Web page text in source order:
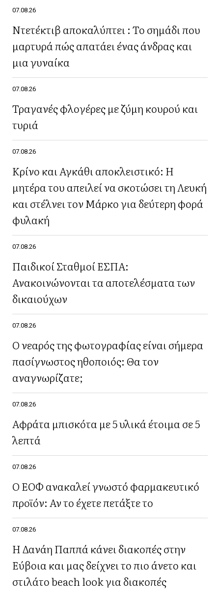
07.08.26
Ντετέκτιβ αποκαλύπτει : Το σημάδι που
μαρτυρά πώς απατάει ένας άνδρας και
μια γυναίκα
07.08.26
Τραγανές φλογέρες με ζύμη κουρού και
τυριά
07.08.26
Κρίνο και Αγκάθι αποκλειστικό: Η
μητέρα του απειλεί να σκοτώσει τη Λευκή
και στέλνει τον Μάρκο για δεύτερη φορά
φυλακή
07.08.26
Παιδικοί Σταθμοί ΕΣΠΑ:
Ανακοινώνονται τα αποτελέσματα των
δικαιούχων
07.08.26
Ο νεαρός της φωτογραφίας είναι σήμερα
πασίγνωστος ηθοποιός: Θα τον
αναγνωρίζατε;
07.08.26
Αφράτα μπισκότα με 5 υλικά έτοιμα σε 5
λεπτά
07.08.26
Ο ΕΟΦ ανακαλεί γνωστό φαρμακευτικό
προϊόν: Αν το έχετε πετάξτε το
07.08.26
Η Δανάη Παππά κάνει διακοπές στην
Εύβοια και μας δείχνει το πιο άνετο και
στιλάτο beach look για διακοπές